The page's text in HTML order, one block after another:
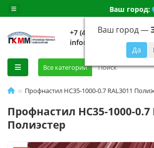
Ваш город:
Ваш город —
+7 (499) 648-92-94
Все категории
Профнастил НС35-1000-0.7 RAL3011
Профнастил НС35-1000-0.7
Полиэстер